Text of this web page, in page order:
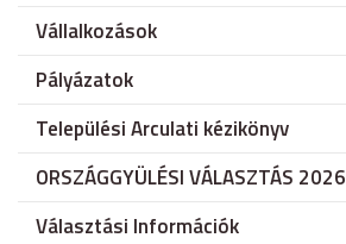
Vállalkozások
Pályázatok
Települési Arculati kézikönyv
ORSZÁGGYÜLÉSI VÁLASZTÁS 2026
Választási Információk